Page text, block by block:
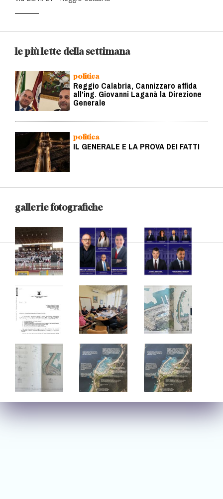
le più lette della settimana
politica
Reggio Calabria, Cannizzaro affida
all'ing. Giovanni Laganà la Direzione
Generale
politica
IL GENERALE E LA PROVA DEI FATTI
gallerie fotografiche